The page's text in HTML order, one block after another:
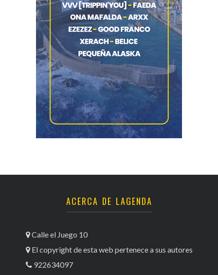
ACERCA DE LAGENDA
Calle el Juego 10
El copyright de esta web pertenece a sus autores
922634097